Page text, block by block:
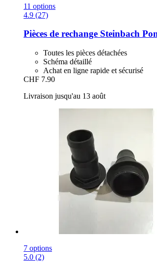
11 options
4.9 (27)
Pièces de rechange Steinbach
Toutes les pièces détachées
Schéma détaillé
Achat en ligne rapide et sécurisé
CHF 7.90
Livraison jusqu'au 13 août
7 options
5.0 (2)